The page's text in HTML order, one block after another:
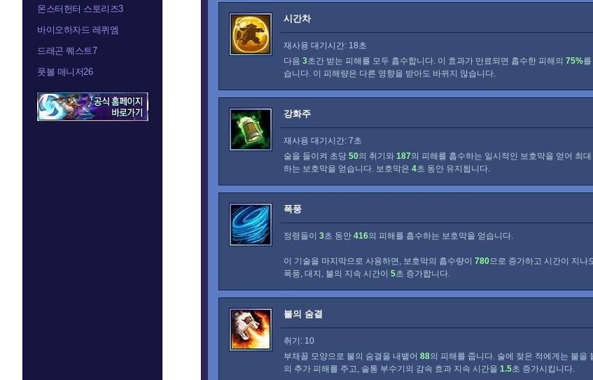
몬스터헌터 스토리즈3
바이오하자드 레퀴엠
드래곤 퀘스트7
풋볼 매니저26
시간차
재사용 대기시간: 18초
다음 3초간 받는 피해를 모두 흡수합니다. 이 효과가 만료되면 흡수한 피해의 75%를
습니다. 이 피해량은 다른 영향을 받아도 바뀌지 않습니다.
강화주
재사용 대기시간: 7초
술을 들이켜 초당 50의 취기와 187의 피해를 흡수하는 일시적인 보호막을 얻어 최대
하는 보호막을 얻습니다. 보호막은 4초 동안 유지됩니다.
폭풍
정령들이 3초 동안 416의 피해를 흡수하는 보호막을 얻습니다.
이 기술을 마지막으로 사용하면, 보호막의 흡수량이 780으로 증가하고 시간이 지나
폭풍, 대지, 불의 지속 시간이 5초 증가합니다.
불의 숨결
취기: 10
부채꼴 모양으로 불의 숨결을 내뱉어 88의 피해를 줍니다. 술에 젖은 적에게는 불을
의 추가 피해를 주고, 술통 부수기의 감속 효과 지속 시간을 1.5초 증가시킵니다.